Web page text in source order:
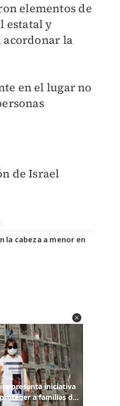
elementos de
estatal y
la
en el lugar no
de Israel
la cabeza a menor en